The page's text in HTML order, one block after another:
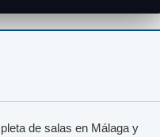
de salas en Málaga y